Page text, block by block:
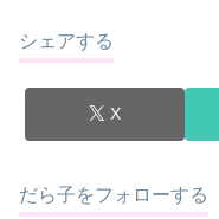
シェアする
X
だら子をフォローする